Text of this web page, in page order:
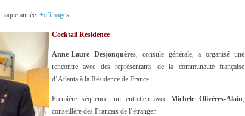
année. +d’images
Cocktail Résidence
Anne-Laure Desjonquères, consule générale, a organisé une
rencontre avec des représentants de la communauté française
d’Atlanta à la Résidence de France.
Première séquence, un entretien avecMichele Olivères-Alain,
conseillère des Français de l’étranger.